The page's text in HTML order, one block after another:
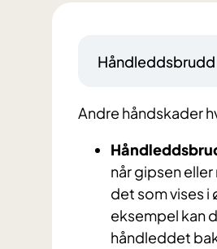
Håndleddsbrudd
Andre håndskader
når gipsen
det som vises i
eksempel kan
håndleddet